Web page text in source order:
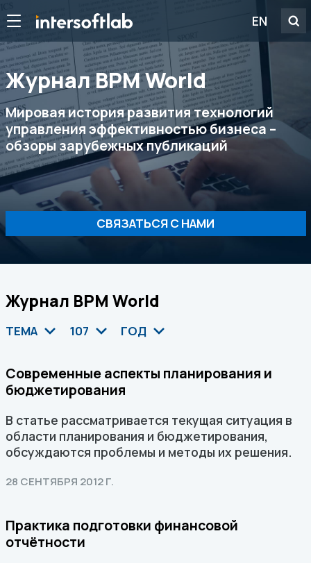
EN
Журнал ВРМ World
Мировая история развития технологий
управления эффективностью бизнеса –
обзоры зарубежных публикаций
СВЯЗАТЬСЯ С НАМИ
Журнал ВРМ World
ТЕМА 107 ГОД
Современные аспекты планирования и
бюджетирования
В статье рассматривается текущая ситуация в
области планирования и бюджетирования,
обсуждаются проблемы и методы их решения.
28 СЕНТЯБРЯ 2012 Г.
Практика подготовки финансовой
отчётности